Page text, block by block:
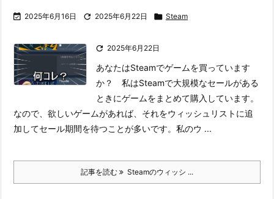
 2025年6月16日  2025年6月22日  Steam
 2025年6月22日
あなたはSteamでゲームを買っています
か？ 私はSteamで大規模なセールがある
ときにゲームをまとめて購入しています。
なので、欲しいゲームがあれば、それをウィッシュリストに追
加してセール期間を待つことが多いです。 私のウ ...
記事を読む Steamのウィッシ ...